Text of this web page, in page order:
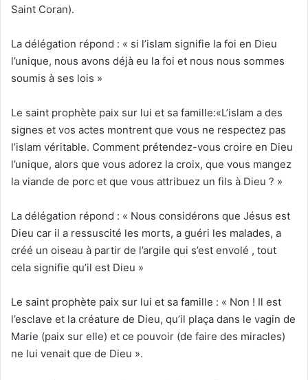
Saint Coran).
La délégation répond : « si l’islam signifie la foi en Dieu
l’unique, nous avons déjà eu la foi et nous nous sommes
soumis à ses lois »
Le saint prophète paix sur lui et sa famille:«L’islam a des
signes et vos actes montrent que vous ne respectez pas
l’islam véritable. Comment prétendez-vous croire en Dieu
l’unique, alors que vous adorez la croix, que vous mangez
la viande de porc et que vous attribuez un fils à Dieu ? »
La délégation répond : « Nous considérons que Jésus est
Dieu car il a ressuscité les morts, a guéri les malades, a
créé un oiseau à partir de l’argile qui s’est envolé , tout
cela signifie qu’il est Dieu »
Le saint prophète paix sur lui et sa famille : « Non ! Il est
l’esclave et la créature de Dieu, qu’il plaça dans le vagin de
Marie (paix sur elle) et ce pouvoir (de faire des miracles)
ne lui venait que de Dieu ».